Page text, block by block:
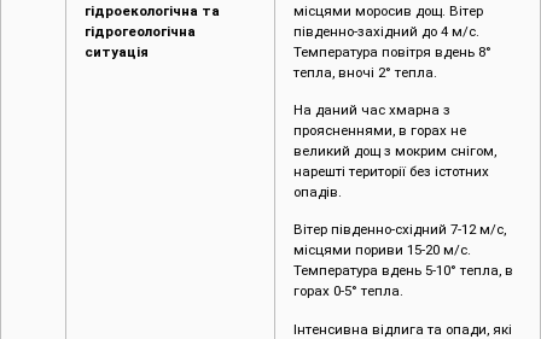
гідроекологічна та
гідрогеологічна
ситуація
місцями моросив дощ. Вітер
південно-західний до 4 м/с.
Температура повітря вдень 8°
тепла, вночі 2° тепла.
На даний час хмарна з
проясненнями, в горах не
великий дощ з мокрим снігом,
нарешті території без істотних
опадів.
Вітер південно-східний 7-12 м/с,
місцями пориви 15-20 м/с.
Температура вдень 5-10° тепла, в
горах 0-5° тепла.
Інтенсивна відлига та опади, які